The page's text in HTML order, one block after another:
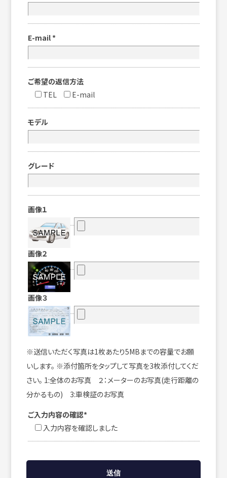
E-mail *
ご希望の返信方法
TEL
E-mail
モデル
グレード
画像１
画像２
画像３
※送信いただく写真は1枚あたり5MBまでの容量でお願
いします。 ※添付箇所をタップして写真を3枚添付してくだ
さい。 1:全体のお写真 ２：メーターのお写真(走行距離の
分かるもの) 3:車検証のお写真
ご入力内容の確認*
入力内容を確認しました